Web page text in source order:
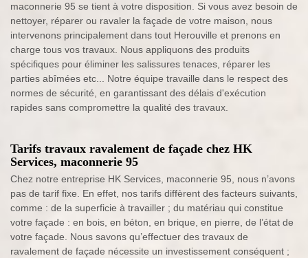
maconnerie 95 se tient à votre disposition. Si vous avez besoin de
nettoyer, réparer ou ravaler la façade de votre maison, nous
intervenons principalement dans tout Herouville et prenons en
charge tous vos travaux. Nous appliquons des produits
spécifiques pour éliminer les salissures tenaces, réparer les
parties abîmées etc... Notre équipe travaille dans le respect des
normes de sécurité, en garantissant des délais d'exécution
rapides sans compromettre la qualité des travaux.
Tarifs travaux ravalement de façade chez HK
Services, maconnerie 95
Chez notre entreprise HK Services, maconnerie 95, nous n’avons
pas de tarif fixe. En effet, nos tarifs diffèrent des facteurs suivants,
comme : de la superficie à travailler ; du matériau qui constitue
votre façade : en bois, en béton, en brique, en pierre, de l’état de
votre façade. Nous savons qu’effectuer des travaux de
ravalement de façade nécessite un investissement conséquent ;